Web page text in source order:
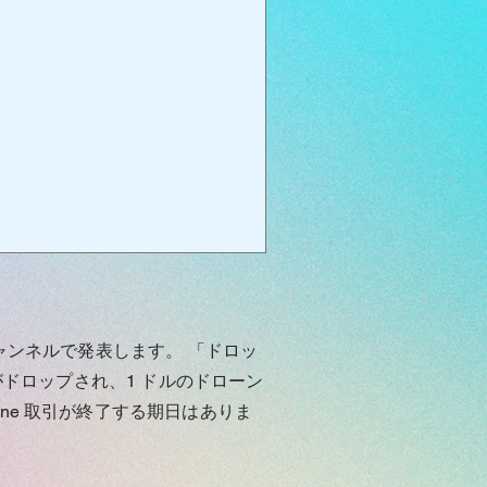
ネルで発表します。 「ドロッ
ロップされ、1 ドルのドローン
取引が終了する期日はありま